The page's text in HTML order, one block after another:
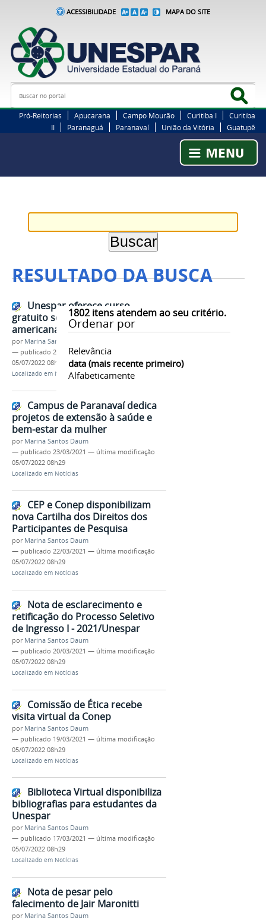
ACESSIBILIDADE MAPA DO SITE
Busca
Pró-Reitorias Apucarana Campo Mourão Curitiba I
Curitiba
II
Paranaguá Paranavaí União da Vitória Guatupê
RESULTADO DA BUSCA
1802itens atendem ao seu critério.
Ordenar por
Relevância
data (mais recente primeiro)
Alfabeticamente
Unespar oferece curso
gratuito sobre literatura hispano-
americana
por Marina Santos Daum
— publicado 23/03/2021—última modificação
05/07/2022 08h29
Localizado em Notícias
Campus de Paranavaí dedica
projetos de extensão à saúde e
bem-estar da mulher
por Marina Santos Daum
— publicado 23/03/2021 — última modificação
05/07/2022 08h29
Localizado em Notícias
CEP e Conep disponibilizam
nova Cartilha dos Direitos dos
Participantes de Pesquisa
por Marina Santos Daum
— publicado 22/03/2021 — última modificação
05/07/2022 08h29
Localizado em Notícias
Nota de esclarecimento e
retificação do Processo Seletivo
de Ingresso I - 2021/Unespar
por Marina Santos Daum
— publicado 20/03/2021 — última modificação
05/07/2022 08h29
Localizado em Notícias
Comissão de Ética recebe
visita virtual da Conep
por Marina Santos Daum
— publicado 19/03/2021 — última modificação
05/07/2022 08h29
Localizado em Notícias
Biblioteca Virtual disponibiliza
bibliografias para estudantes da
Unespar
por Marina Santos Daum
— publicado 17/03/2021 — última modificação
05/07/2022 08h29
Localizado em Notícias
Nota de pesar pelo
falecimento de Jair Maronitti
por Marina Santos Daum